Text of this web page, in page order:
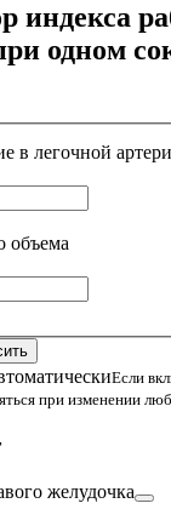
индекса
одном
в легочной
объема
Если
при изменении
желудочка